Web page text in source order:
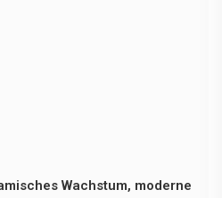
Wachstum, moderne